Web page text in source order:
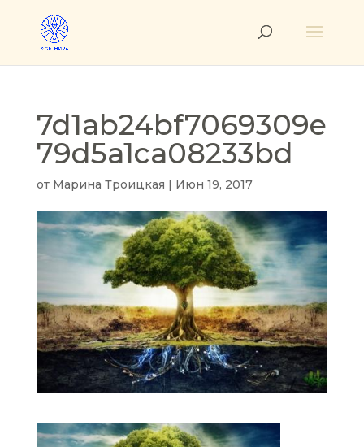
7d1ab24bf7069309e
79d5a1ca08233bd
от Марина Троицкая | Июн 19, 2017